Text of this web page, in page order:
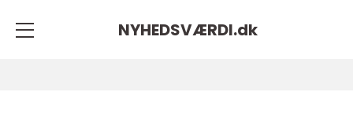
NYHEDSVÆRDI.dk